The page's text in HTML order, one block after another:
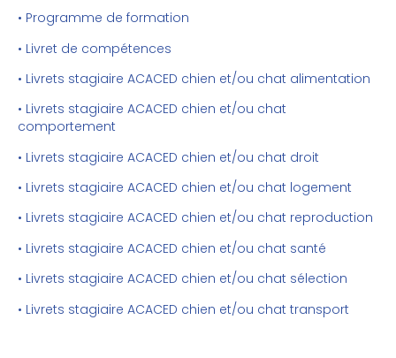
• Programme de formation
• Livret de compétences
• Livrets stagiaire ACACED chien et/ou chat alimentation
• Livrets stagiaire ACACED chien et/ou chat
comportement
• Livrets stagiaire ACACED chien et/ou chat droit
• Livrets stagiaire ACACED chien et/ou chat logement
• Livrets stagiaire ACACED chien et/ou chat reproduction
• Livrets stagiaire ACACED chien et/ou chat santé
• Livrets stagiaire ACACED chien et/ou chat sélection
• Livrets stagiaire ACACED chien et/ou chat transport